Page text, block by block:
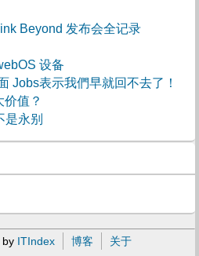
Beyond 发布会全记录
设备
Jobs表示我們早就回不去了！
值？
永别
by ITIndex 博客 关于